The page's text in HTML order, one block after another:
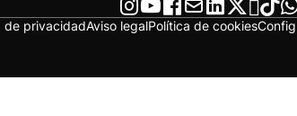
de privacidadAviso legalPolítica de cookies